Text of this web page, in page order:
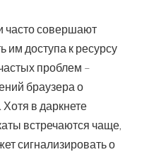
часто совершают
им доступа к ресурсу
проблем –
браузера о
в даркнете
встречаются чаще,
сигнализировать о